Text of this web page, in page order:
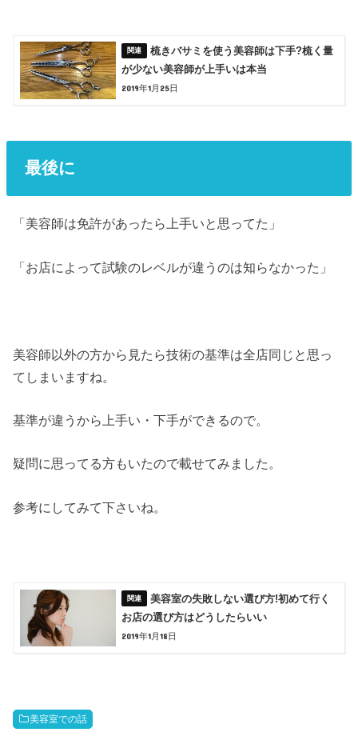
梳きバサミを使う美容師は下手?梳く量
が少ない美容師が上手いは本当
2019年1月25日
最後に
「美容師は免許があったら上手いと思ってた」
「お店によって試験のレベルが違うのは知らなかった」
美容師以外の方から見たら技術の基準は全店同じと思っ
てしまいますね。
基準が違うから上手い・下手ができるので。
疑問に思ってる方もいたので載せてみました。
参考にしてみて下さいね。
美容室の失敗しない選び方!初めて行く
お店の選び方はどうしたらいい
2019年1月18日
美容室での話